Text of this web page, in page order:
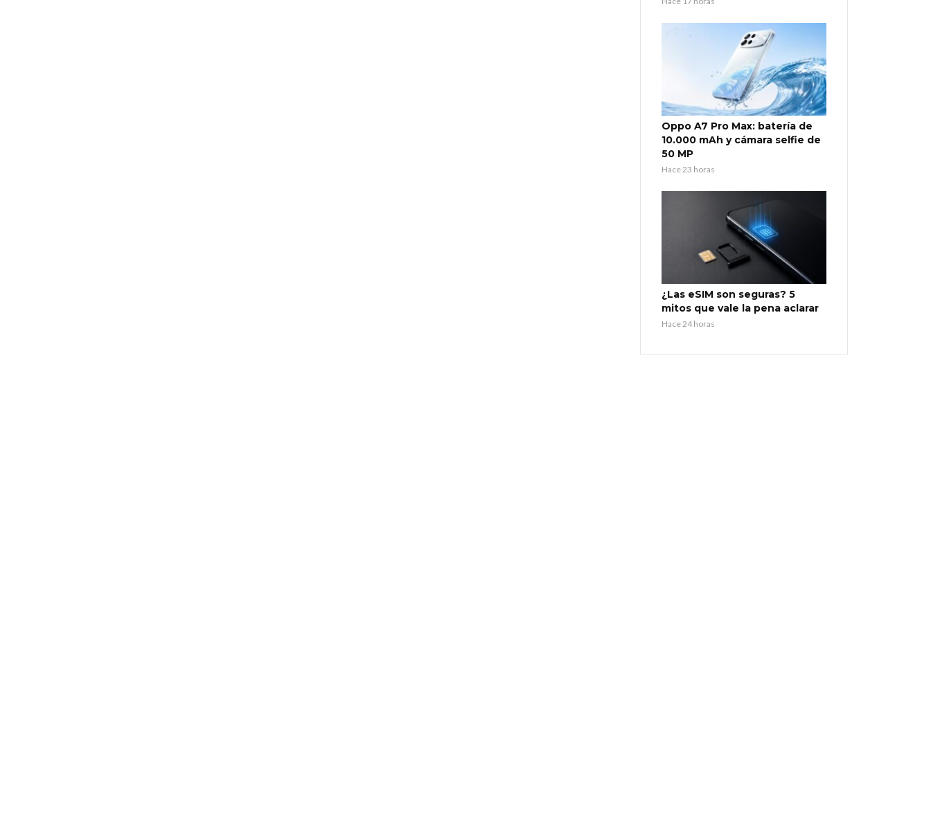
Oppo A7 Pro Max: batería de
10.000 mAh y cámara selfie de
50 MP
Hace 23 horas
¿Las eSIM son seguras? 5
mitos que vale la pena aclarar
Hace 24 horas